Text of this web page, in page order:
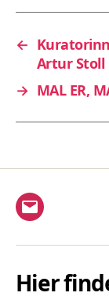
←
Artur Stoll
→ MAL ER,
E-
Hier